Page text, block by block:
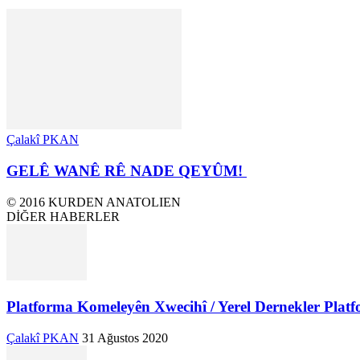
Çalakî PKAN
GELÊ WANÊ RÊ NADE QEYÛM!
© 2016 KURDEN ANATOLIEN
DİĞER HABERLER
Platforma Komeleyên Xwecihî / Yerel Dernekler
Çalakî PKAN 31 Ağustos 2020